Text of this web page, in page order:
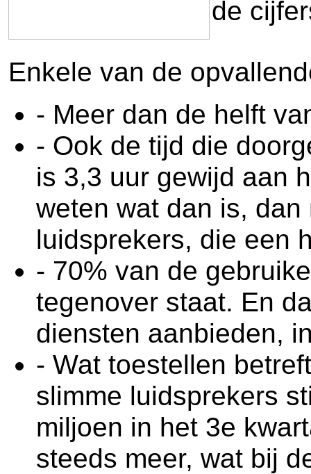
de
Enkele van de
- Meer dan de helft
- Ook de tijd die
is 3,3 uur gewijd aan
weten wat dan is,
luidsprekers, die een
- 70% van de
tegenover staat. En
diensten aanbieden,
- Wat toestellen
slimme luidsprekers
miljoen in het 3e
steeds meer, wat bij